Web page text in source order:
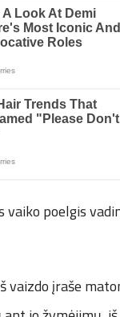
vaiko poelgis
vaizdo įraše